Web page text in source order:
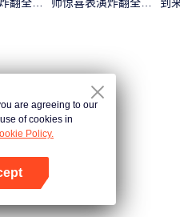
are agreeing to our
of cookies in
Policy.